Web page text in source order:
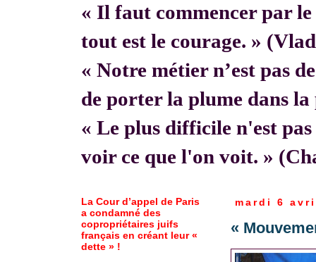
« Il faut commencer par le
tout est le courage. »
« Notre métier n’est pas
de porter la plume dans
« Le plus difficile n'est
voir ce que l'on voit. »
mardi 6
«
La Cour d’appel de Paris
a condamné des
copropriétaires juifs
français en créant leur «
dette » !